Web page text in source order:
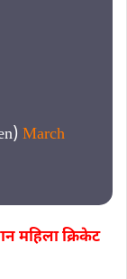
March
महिला क्रिकेट